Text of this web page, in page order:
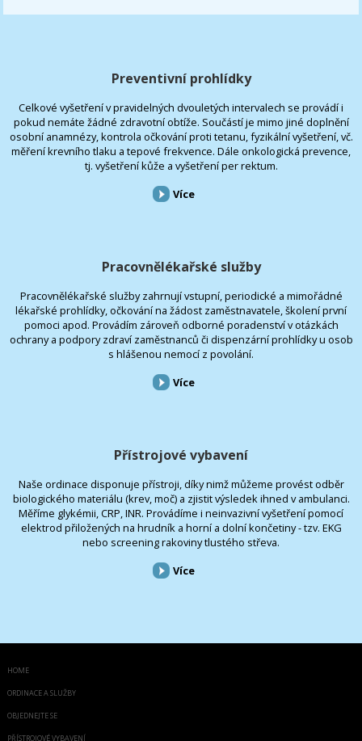
Preventivní prohlídky
Celkové vyšetření v pravidelných dvouletých intervalech se provádí i
pokud nemáte žádné zdravotní obtíže. Součástí je mimo jiné doplnění
osobní anamnézy, kontrola očkování proti tetanu, fyzikální vyšetření, vč.
měření krevního tlaku a tepové frekvence. Dále onkologická prevence,
tj. vyšetření kůže a vyšetření per rektum.
Více
Pracovnělékařské služby
Pracovnělékařské služby zahrnují vstupní, periodické a mimořádné
lékařské prohlídky, očkování na žádost zaměstnavatele, školení první
pomoci apod. Provádím zároveň odborné poradenství v otázkách
ochrany a podpory zdraví zaměstnanců či dispenzární prohlídky u osob
s hlášenou nemocí z povolání.
Více
Přístrojové vybavení
Naše ordinace disponuje přístroji, díky nimž můžeme provést odběr
biologického materiálu (krev, moč) a zjistit výsledek ihned v ambulanci.
Měříme glykémii, CRP, INR. Provádíme i neinvazivní vyšetření pomocí
elektrod přiložených na hrudník a horní a dolní končetiny - tzv. EKG
nebo screening rakoviny tlustého střeva.
Více
HOME
ORDINACE A SLUŽBY
OBJEDNEJTE SE
PŘÍSTROJOVÉ VYBAVENÍ